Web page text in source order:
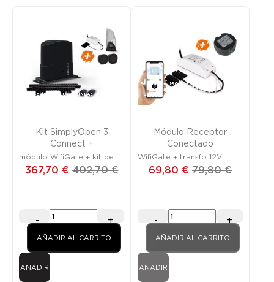
¡SOLO EN LÍNEA!
Promoción
Kit SimplyOpen 3
Connect +
módulo WifiGate + kit de
seguridad
367,70 € 402,70 €
- +
AÑADIR AL CARRITO
AÑADIR
¡SOLO EN LÍNEA!
Promoción
FUERA DE STOCK
Módulo Receptor
Conectado
WifiGate + transfo 12V
69,80 € 79,80 €
- +
AÑADIR AL CARRITO
AÑADIR